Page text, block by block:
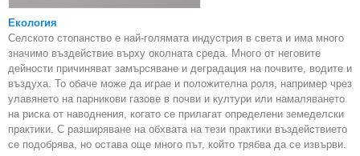
Екология
Селското стопанство е най-голямата индустрия в света и има много
значимо въздействие върху околната среда. Много от неговите
дейности причиняват замърсяване и деградация на почвите, водите и
въздуха. То обаче може да играе и положителна роля, например чрез
улавянето на парникови газове в почви и култури или намаляването
на риска от наводнения, когато се прилагат определени земеделски
практики. С разширяване на обхвата на тези практики въздействието
се подобрява, но остава още много път, който трябва да се извърви.